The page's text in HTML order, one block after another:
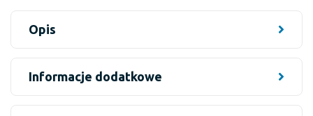
Opis
Informacje dodatkowe